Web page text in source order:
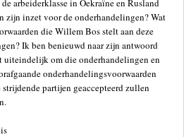
arbeiderklasse in Oekraïne en Rusland
zijn inzet voor de onderhandelingen? Wat
die Willem Bos stelt aan deze
Ik ben benieuwd naar zijn antwoord
uiteindelijk om die onderhandelingen en
onderhandelingsvoorwaarden
partijen geaccepteerd zullen